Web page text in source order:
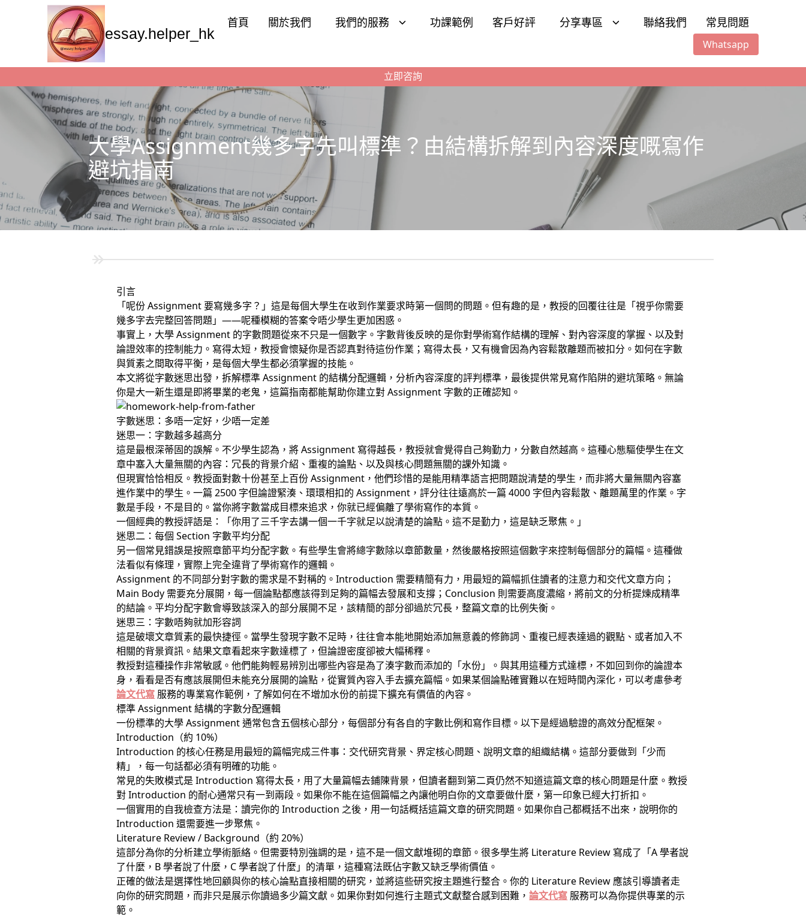
essay.helper_hk
首頁 關於我們 我們的服務 功課範例 客戶好評 分享專區 聯絡我們 常見問題
Whatsapp
立即咨詢
大學Assignment幾多字先叫標準？由結構拆解到內容深度嘅寫作
避坑指南
引言
「呢份 Assignment 要寫幾多字？」這是每個大學生在收到作業要求時第一個問的問題。但有趣的是，教授的回覆往往是「視乎你需要
幾多字去完整回答問題」——呢種模糊的答案令唔少學生更加困惑。
事實上，大學 Assignment 的字數問題從來不只是一個數字。字數背後反映的是你對學術寫作結構的理解、對內容深度的掌握、以及對
論證效率的控制能力。寫得太短，教授會懷疑你是否認真對待這份作業；寫得太長，又有機會因為內容鬆散離題而被扣分。如何在字數
與質素之間取得平衡，是每個大學生都必須掌握的技能。
本文將從字數迷思出發，拆解標準 Assignment 的結構分配邏輯，分析內容深度的評判標準，最後提供常見寫作陷阱的避坑策略。無論
你是大一新生還是即將畢業的老鬼，這篇指南都能幫助你建立對 Assignment 字數的正確認知。
字數迷思：多唔一定好，少唔一定差
迷思一：字數越多越高分
這是最根深蒂固的誤解。不少學生認為，將 Assignment 寫得越長，教授就會覺得自己夠勤力，分數自然越高。這種心態驅使學生在文
章中塞入大量無關的內容：冗長的背景介紹、重複的論點、以及與核心問題無關的課外知識。
但現實恰恰相反。教授面對數十份甚至上百份 Assignment，他們珍惜的是能用精準語言把問題說清楚的學生，而非將大量無關內容塞
進作業中的學生。一篇 2500 字但論證緊湊、環環相扣的 Assignment，評分往往遠高於一篇 4000 字但內容鬆散、離題萬里的作業。字
數是手段，不是目的。當你將字數當成目標來追求，你就已經偏離了學術寫作的本質。
一個經典的教授評語是：「你用了三千字去講一個一千字就足以說清楚的論點。這不是勤力，這是缺乏聚焦。」
迷思二：每個 Section 字數平均分配
另一個常見錯誤是按照章節平均分配字數。有些學生會將總字數除以章節數量，然後嚴格按照這個數字來控制每個部分的篇幅。這種做
法看似有條理，實際上完全違背了學術寫作的邏輯。
Assignment 的不同部分對字數的需求是不對稱的。Introduction 需要精簡有力，用最短的篇幅抓住讀者的注意力和交代文章方向；
Main Body 需要充分展開，每一個論點都應該得到足夠的篇幅去發展和支撐；Conclusion 則需要高度濃縮，將前文的分析提煉成精準
的結論。平均分配字數會導致該深入的部分展開不足，該精簡的部分卻過於冗長，整篇文章的比例失衡。
迷思三：字數唔夠就加形容詞
這是破壞文章質素的最快捷徑。當學生發現字數不足時，往往會本能地開始添加無意義的修飾詞、重複已經表達過的觀點、或者加入不
相關的背景資訊。結果文章看起來字數達標了，但論證密度卻被大幅稀釋。
教授對這種操作非常敏感。他們能夠輕易辨別出哪些內容是為了湊字數而添加的「水份」。與其用這種方式達標，不如回到你的論證本
身，看看是否有應該展開但未能充分展開的論點，從實質內容入手去擴充篇幅。如果某個論點確實難以在短時間內深化，可以考慮參考
論文代寫 服務的專業寫作範例，了解如何在不增加水份的前提下擴充有價值的內容。
標準 Assignment 結構的字數分配邏輯
一份標準的大學 Assignment 通常包含五個核心部分，每個部分有各自的字數比例和寫作目標。以下是經過驗證的高效分配框架。
Introduction（約 10%）
Introduction 的核心任務是用最短的篇幅完成三件事：交代研究背景、界定核心問題、說明文章的組織結構。這部分要做到「少而
精」，每一句話都必須有明確的功能。
常見的失敗模式是 Introduction 寫得太長，用了大量篇幅去鋪陳背景，但讀者翻到第二頁仍然不知道這篇文章的核心問題是什麼。教授
對 Introduction 的耐心通常只有一到兩段。如果你不能在這個篇幅之內讓他明白你的文章要做什麼，第一印象已經大打折扣。
一個實用的自我檢查方法是：讀完你的 Introduction 之後，用一句話概括這篇文章的研究問題。如果你自己都概括不出來，說明你的
Introduction 還需要進一步聚焦。
Literature Review / Background（約 20%）
這部分為你的分析建立學術脈絡。但需要特別強調的是，這不是一個文獻堆砌的章節。很多學生將 Literature Review 寫成了「A 學者說
了什麼，B 學者說了什麼，C 學者說了什麼」的清單，這種寫法既佔字數又缺乏學術價值。
正確的做法是選擇性地回顧與你的核心論點直接相關的研究，並將這些研究按主題進行整合。你的 Literature Review 應該引導讀者走
向你的研究問題，而非只是展示你讀過多少篇文獻。如果你對如何進行主題式文獻整合感到困難，論文代寫 服務可以為你提供專業的示
範。